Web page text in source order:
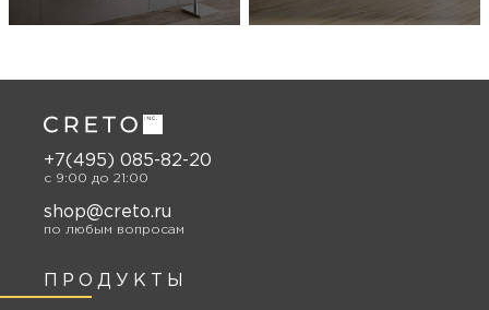
ПРОДУКТЫ
+7(495) 085-82-20
c 9:00 до 21:00
shop@creto.ru
по любым вопросам